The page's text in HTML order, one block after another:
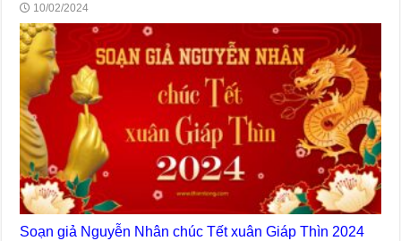
10/02/2024
Soạn giả Nguyễn Nhân chúc Tết xuân Giáp Thìn 2024